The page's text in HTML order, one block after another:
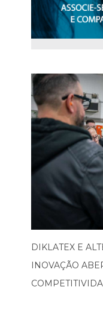
DIKLATEX E
INOVAÇÃO